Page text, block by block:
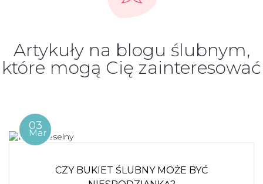
Artykuły na blogu ślubnym,
które mogą Cię zainteresować
03
Mar
CZY BUKIET ŚLUBNY MOŻE BYĆ